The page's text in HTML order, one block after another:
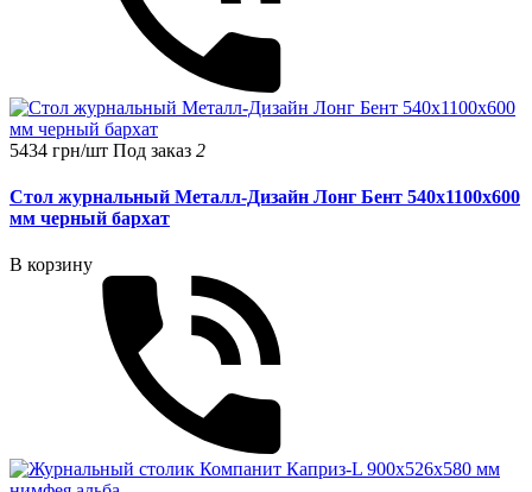
5434 грн/шт Под заказ 2
Стол журнальный Металл-Дизайн Лонг Бент 540х1100х600
мм черный бархат
В корзину